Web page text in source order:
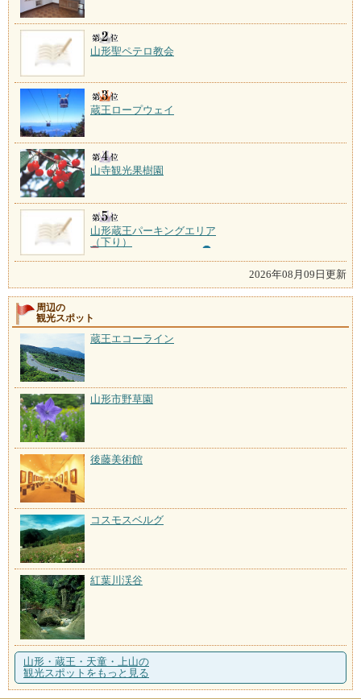
山形聖ペテロ教会
蔵王ロープウェイ
山寺観光果樹園
山形蔵王パーキングエリア
（下り）
2026年08月09日更新
周辺の
観光スポット
蔵王エコーライン
山形市野草園
後藤美術館
コスモスベルグ
紅葉川渓谷
山形・蔵王・天童・上山の
観光スポットをもっと見る